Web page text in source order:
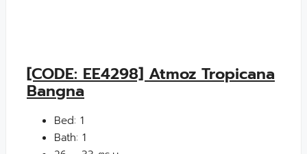
[CODE: EE4298] Atmoz Tropicana
Bangna
Bed: 1
Bath: 1